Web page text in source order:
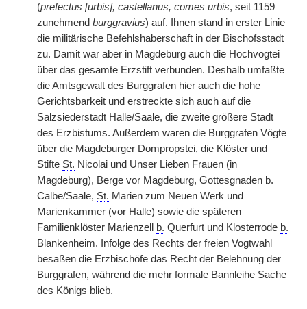
(prefectus [urbis], castellanus, comes urbis, seit 1159
zunehmend burggravius) auf. Ihnen stand in erster Linie
die militärische Befehlshaberschaft in der Bischofsstadt
zu. Damit war aber in Magdeburg auch die Hochvogtei
über das gesamte Erzstift verbunden. Deshalb umfaßte
die Amtsgewalt des Burggrafen hier auch die hohe
Gerichtsbarkeit und erstreckte sich auch auf die
Salzsiederstadt Halle/Saale, die zweite größere Stadt
des Erzbistums. Außerdem waren die Burggrafen Vögte
über die Magdeburger Dompropstei, die Klöster und
Stifte St. Nicolai und Unser Lieben Frauen (in
Magdeburg), Berge vor Magdeburg, Gottesgnaden b.
Calbe/Saale, St. Marien zum Neuen Werk und
Marienkammer (vor Halle) sowie die späteren
Familienklöster Marienzell
b. Querfurt und Klosterrode b.
Blankenheim. Infolge des Rechts der freien Vogtwahl
besaßen die Erzbischöfe das Recht der Belehnung der
Burggrafen, während die mehr formale Bannleihe Sache
des Königs blieb.